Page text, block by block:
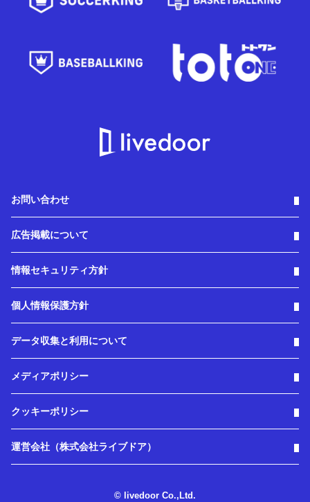
お問い合わせ
広告掲載について
情報セキュリティ方針
個人情報保護方針
データ収集と利用について
メディアポリシー
クッキーポリシー
運営会社（株式会社ライブドア）
© livedoor Co.,Ltd.